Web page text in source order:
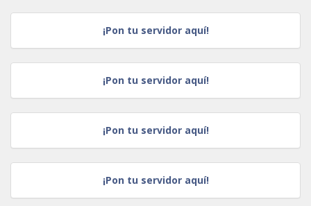
¡Pon tu servidor aquí!
¡Pon tu servidor aquí!
¡Pon tu servidor aquí!
¡Pon tu servidor aquí!